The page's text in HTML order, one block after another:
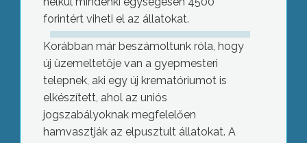
forintért viheti el az állatokat.
Korábban már beszámoltunk róla, hogy
új üzemeltetője van a gyepmesteri
telepnek, aki egy új krematóriumot is
elkészített, ahol az uniós
jogszabályoknak megfelelően
hamvasztják az elpusztult állatokat. A